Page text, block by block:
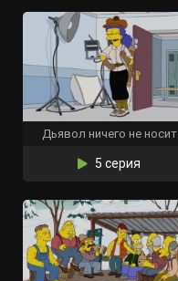
Дьявол ничего не носит
5 серия